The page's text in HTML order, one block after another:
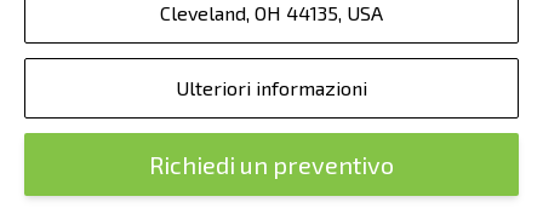
Cleveland, OH 44135, USA
Ulteriori informazioni
Richiedi un preventivo